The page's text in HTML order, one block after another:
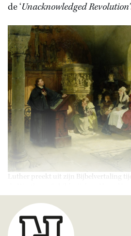
de ‘Unacknowledged Revolution’
Luther preekt uit zijn Bijbelvertaling